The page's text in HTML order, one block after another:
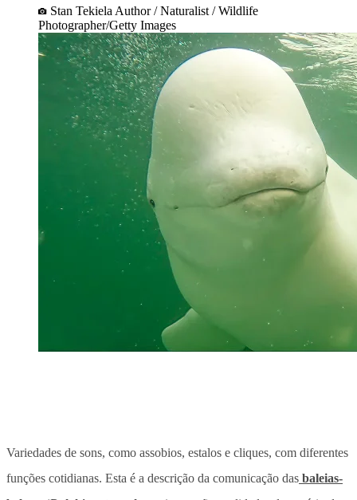
Stan Tekiela Author / Naturalist / Wildlife
Photographer/Getty Images
Variedades de sons, como assobios, estalos e cliques, com diferentes
funções cotidianas. Esta é a descrição da comunicação das baleias-